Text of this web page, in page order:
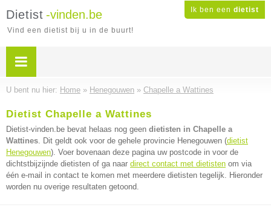
Ik ben een dietist
Dietist -vinden.be
Vind een dietist bij u in de buurt!
U bent nu hier: Home » Henegouwen » Chapelle a Wattines
Dietist Chapelle a Wattines
Dietist-vinden.be bevat helaas nog geen dietisten in Chapelle a
Wattines. Dit geldt ook voor de gehele provincie Henegouwen (dietist
Henegouwen). Voer bovenaan deze pagina uw postcode in voor de
dichtstbijzijnde dietisten of ga naar direct contact met dietisten om via
één e-mail in contact te komen met meerdere dietisten tegelijk. Hieronder
worden nu overige resultaten getoond.